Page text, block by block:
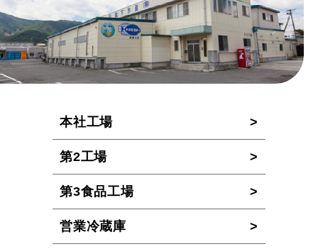
本社工場
第2工場
第3食品工場
営業冷蔵庫